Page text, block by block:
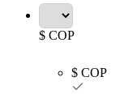
$ COP
$ COP